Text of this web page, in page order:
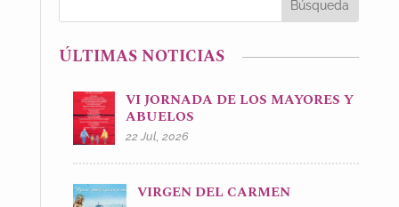
ÚLTIMAS NOTICIAS
VI JORNADA DE LOS MAYORES Y
ABUELOS
22 Jul, 2026
VIRGEN DEL CARMEN